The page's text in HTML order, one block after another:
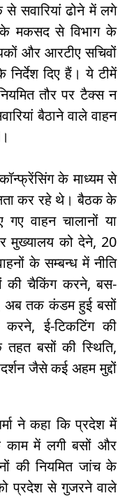
से सवारियां ढोने में लगे
के मकसद से विभाग के
और आरटीए सचिवों
दिए हैं। ये टीमें
तौर पर टैक्स न
बैठाने वाले वाहन
के माध्यम से
कर रहे थे। बैठक के
गए वाहन चालानों या
मुख्यालय को देने, 20
के सम्बन्ध में नीति
की चैकिंग करने, बस-
अब तक कंडम हुई बसों
ई-टिकटिंग की
तहत बसों की स्थिति,
जैसे कई अहम मुद्दों
ने कहा कि प्रदेश में
काम में लगी बसों और
की नियमित जांच के
प्रदेश से गुजरने वाले